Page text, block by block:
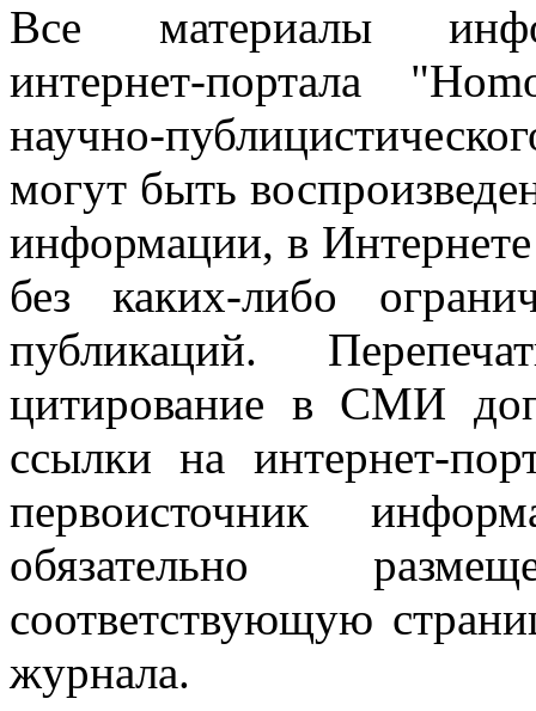
Все материалы
интернет-портала
научно-
могут быть
информации, в
без каких-либо
публикаций.
цитирование в СМИ
ссылки на интернет-
первоисточник
обязательно
соответствующую
журнала.